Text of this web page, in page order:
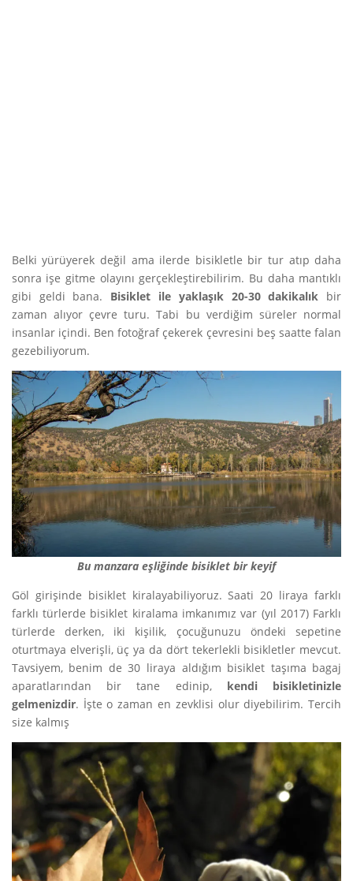
Belki yürüyerek değil ama ilerde bisikletle bir tur atıp daha
sonra işe gitme olayını gerçekleştirebilirim. Bu daha mantıklı
gibi geldi bana. Bisiklet ile yaklaşık 20-30 dakikalık bir
zaman alıyor çevre turu. Tabi bu verdiğim süreler normal
insanlar içindi. Ben fotoğraf çekerek çevresini beş saatte falan
gezebiliyorum.
Bu manzara eşliğinde bisiklet bir keyif
Göl girişinde bisiklet kiralayabiliyoruz. Saati 20 liraya farklı
farklı türlerde bisiklet kiralama imkanımız var (yıl 2017) Farklı
türlerde derken, iki kişilik, çocuğunuzu öndeki sepetine
oturtmaya elverişli, üç ya da dört tekerlekli bisikletler mevcut.
Tavsiyem, benim de 30 liraya aldığım bisiklet taşıma bagaj
aparatlarından bir tane edinip, kendi bisikletinizle
gelmenizdir. İşte o zaman en zevklisi olur diyebilirim. Tercih
size kalmış